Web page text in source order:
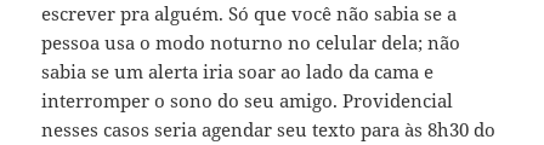
escrever pra alguém. Só que você não sabia se a
pessoa usa o modo noturno no celular dela; não
sabia se um alerta iria soar ao lado da cama e
interromper o sono do seu amigo. Providencial
nesses casos seria agendar seu texto para às 8h30 do